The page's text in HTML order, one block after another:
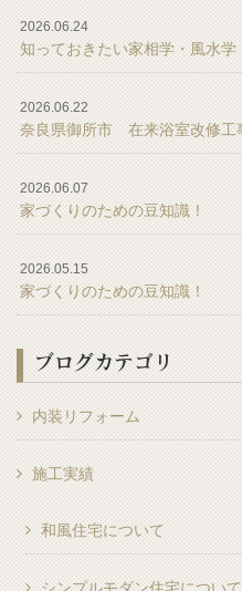
2026.06.24
知っておきたい家相学・風水学
2026.06.22
奈良県御所市 在来浴室改修工
2026.06.07
家づくりのための豆知識！
2026.05.15
家づくりのための豆知識！
ブログカテゴリ
内装リフォーム
施工実績
和風住宅について